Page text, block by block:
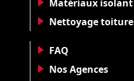
Matériaux isolant
Nettoyage toiture
FAQ
Nos Agences